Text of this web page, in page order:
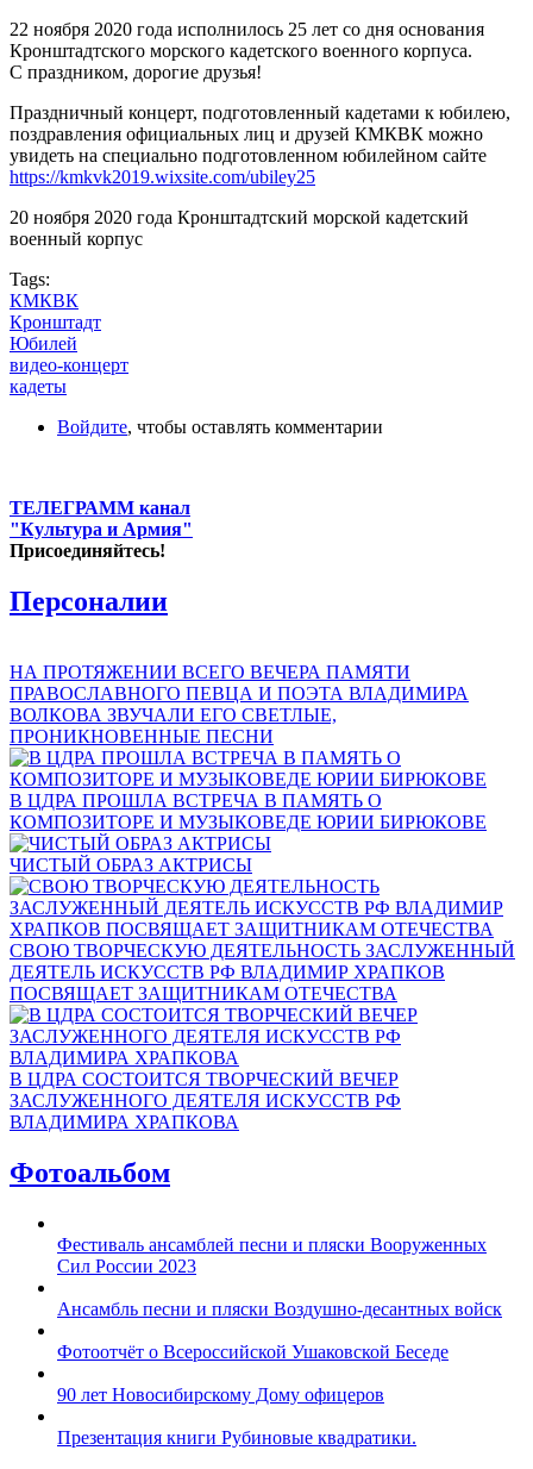
22 ноября 2020 года исполнилось 25 лет со дня основания
Кронштадтского морского кадетского военного корпуса.
С праздником, дорогие друзья!
Праздничный концерт, подготовленный кадетами к юбилею,
поздравления официальных лиц и друзей КМКВК можно
увидеть на специально подготовленном юбилейном сайте
https://kmkvk2019.wixsite.com/ubiley25
20 ноября 2020 года Кронштадтский морской кадетский
военный корпус
Tags:
КМКВК
Кронштадт
Юбилей
видео-концерт
кадеты
Войдите, чтобы оставлять комментарии
ТЕЛЕГРАММ канал
"Культура и Армия"
Присоединяйтесь!
Персоналии
НА ПРОТЯЖЕНИИ ВСЕГО ВЕЧЕРА ПАМЯТИ
ПРАВОСЛАВНОГО ПЕВЦА И ПОЭТА ВЛАДИМИРА
ВОЛКОВА ЗВУЧАЛИ ЕГО СВЕТЛЫЕ,
ПРОНИКНОВЕННЫЕ ПЕСНИ
В ЦДРА ПРОШЛА ВСТРЕЧА В ПАМЯТЬ О
КОМПОЗИТОРЕ И МУЗЫКОВЕДЕ ЮРИИ БИРЮКОВЕ
ЧИСТЫЙ ОБРАЗ АКТРИСЫ
СВОЮ ТВОРЧЕСКУЮ ДЕЯТЕЛЬНОСТЬ ЗАСЛУЖЕННЫЙ
ДЕЯТЕЛЬ ИСКУССТВ РФ ВЛАДИМИР ХРАПКОВ
ПОСВЯЩАЕТ ЗАЩИТНИКАМ ОТЕЧЕСТВА
В ЦДРА СОСТОИТСЯ ТВОРЧЕСКИЙ ВЕЧЕР
ЗАСЛУЖЕННОГО ДЕЯТЕЛЯ ИСКУССТВ РФ
ВЛАДИМИРА ХРАПКОВА
Фотоальбом
Фестиваль ансамблей песни и пляски Вооруженных
Сил России 2023
Ансамбль песни и пляски Воздушно-десантных войск
Фотоотчёт о Всероссийской Ушаковской Беседе
90 лет Новосибирскому Дому офицеров
Презентация книги Рубиновые квадратики.